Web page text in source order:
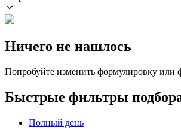
Ничего не нашлось
Попробуйте изменить формулировку или
Быстрые фильтры
Полный день